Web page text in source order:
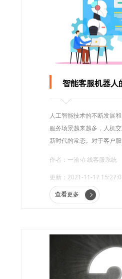
智能客服机器人
人工智能技术的不断发展
服务场景越来越多，人机
新时代的常态。对于客户
机器人不仅可以帮助企业降
以大大提高工作效率。是客
帮手。
作者：一洽·在线客服系统
更新：2021-11-17
查看更多